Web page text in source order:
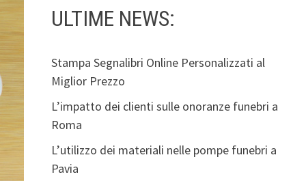
ULTIME NEWS:
Stampa Segnalibri Online Personalizzati al
Miglior Prezzo
L’impatto dei clienti sulle onoranze funebri a
Roma
L’utilizzo dei materiali nelle pompe funebri a
Pavia